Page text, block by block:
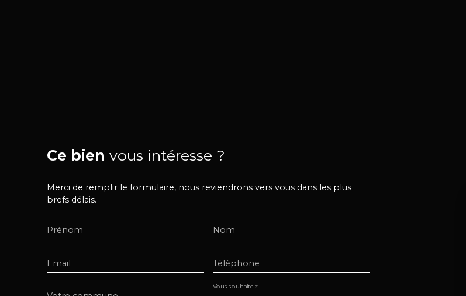
Ce bien vous intéresse ?
Merci de remplir le formulaire, nous reviendrons vers vous dans les plus
brefs délais.
Prénom Nom
Email Téléphone
Vous souhaitez